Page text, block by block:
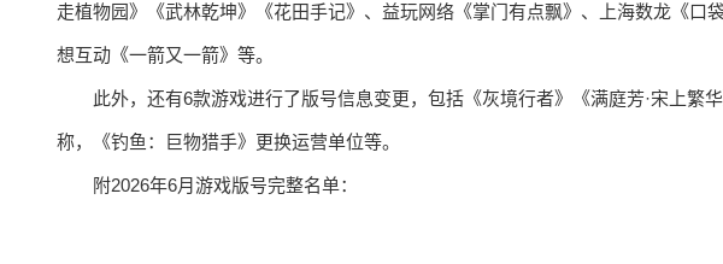
走植物园》《武林乾坤》《花田手记》、益玩网络《掌门有点飘》、上海数龙《口
想互动《一箭又一箭》等。
此外，还有6款游戏进行了版号信息变更，包括《灰境行者》《满庭芳·宋上繁
称，《钓鱼：巨物猎手》更换运营单位等。
附2026年6月游戏版号完整名单：